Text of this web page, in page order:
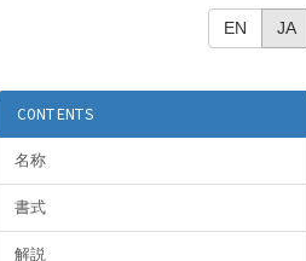
EN JA
CONTENTS
名称
書式
解説